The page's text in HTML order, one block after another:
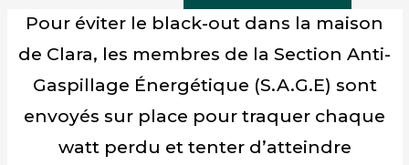
Pour éviter le black-out dans la maison
de Clara, les membres de la Section Anti-
Gaspillage Énergétique (S.A.G.E) sont
envoyés sur place pour traquer chaque
watt perdu et tenter d’atteindre